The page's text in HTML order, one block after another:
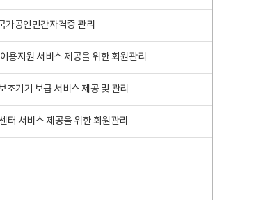
가공인민간자격증 관리
용지원 서비스 제공을 위한 회원관리
조기기 보급 서비스 제공 및 관리
터 서비스 제공을 위한 회원관리